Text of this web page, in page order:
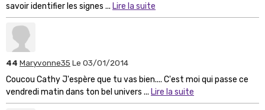
savoir identifier les signes ... Lire la suite
44 Maryvonne35 Le 03/01/2014
Coucou Cathy J'espère que tu vas bien.... C'est moi qui passe ce
vendredi matin dans ton bel univers ... Lire la suite